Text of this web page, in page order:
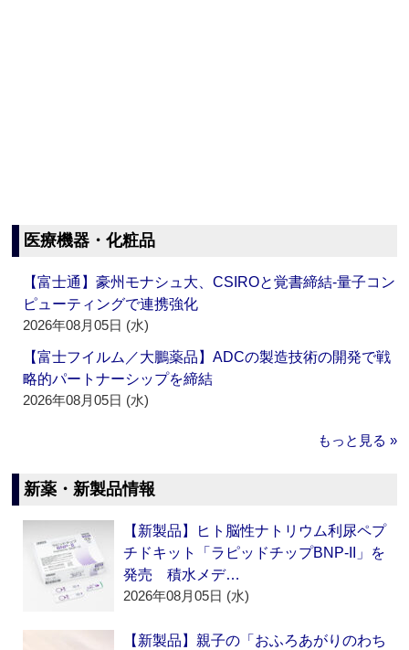
医療機器・化粧品
【富士通】豪州モナシュ大、CSIROと覚書締結‐量子コン
ピューティングで連携強化
2026年08月05日 (水)
【富士フイルム／大鵬薬品】ADCの製造技術の開発で戦
略的パートナーシップを締結
2026年08月05日 (水)
もっと見る »
新薬・新製品情報
【新製品】ヒト脳性ナトリウム利尿ペプ
チドキット「ラピッドチップBNP-II」を
発売 積水メデ…
2026年08月05日 (水)
【新製品】親子の「おふろあがりのわち